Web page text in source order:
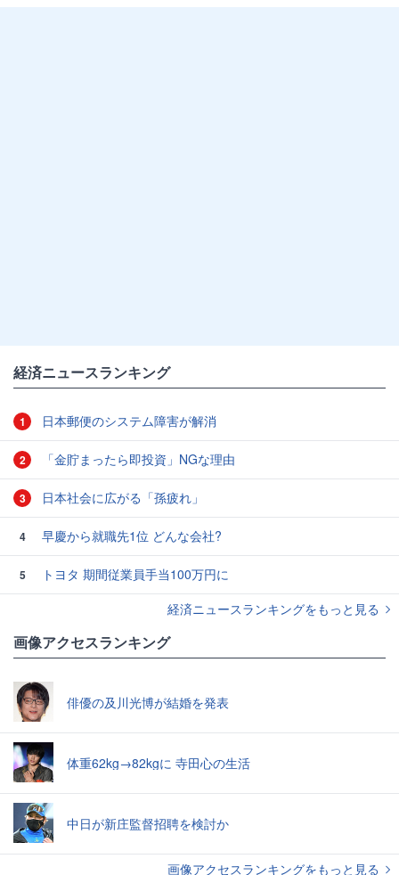
経済ニュースランキング
1 日本郵便のシステム障害が解消
2 「金貯まったら即投資」NGな理由
3 日本社会に広がる「孫疲れ」
4 早慶から就職先1位 どんな会社?
5
トヨタ 期間従業員手当100万円に
経済ニュースランキングをもっと見る
画像アクセスランキング
俳優の及川光博が結婚を発表
体重62kg→82kgに 寺田心の生活
中日が新庄監督招聘を検討か
画像アクセスランキングをもっと見る